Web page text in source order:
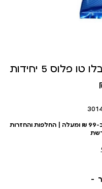
5 יחידות
עלות משלוח 19 ₪ | משלוח חינם ברכישה ב-99 ₪ ומעלה | החלפות והחזרות